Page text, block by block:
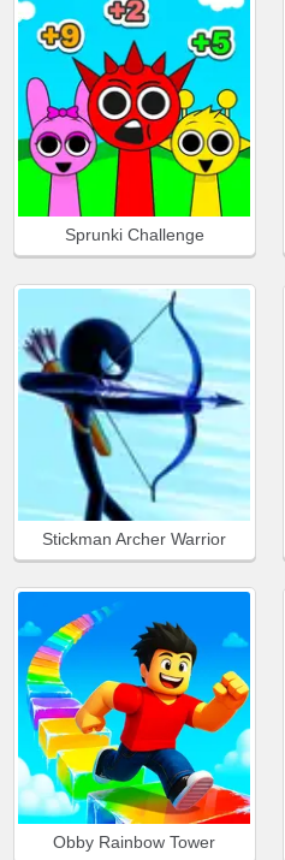
Sprunki Challenge
Stickman Archer Warrior
Obby Rainbow Tower